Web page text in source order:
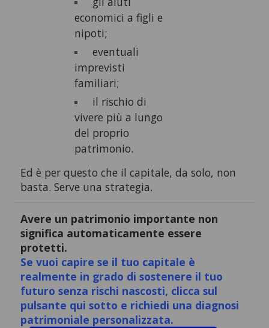
economici a figli e
nipoti;
eventuali
imprevisti
familiari;
il rischio di
vivere più a lungo
del proprio
patrimonio.
Ed è per questo che il capitale, da solo, non
basta. Serve una strategia.
Avere un patrimonio importante non
significa automaticamente essere
protetti.
Se vuoi capire se il tuo capitale è
realmente in grado di sostenere il tuo
futuro senza rischi nascosti, clicca sul
pulsante qui sotto e richiedi una diagnosi
patrimoniale personalizzata.